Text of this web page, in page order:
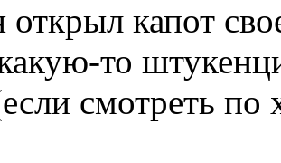
открыл капот
то
смотреть